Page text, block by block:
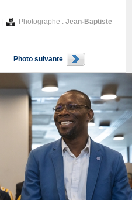
Photographe : Jean-Baptiste
Photo suivante